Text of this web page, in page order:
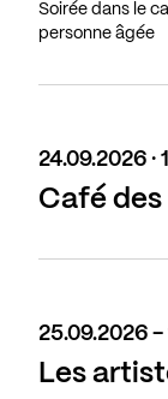
Soirée dans le
personne âgée
24.09.2026
Café des
25.09.2026 -
Les